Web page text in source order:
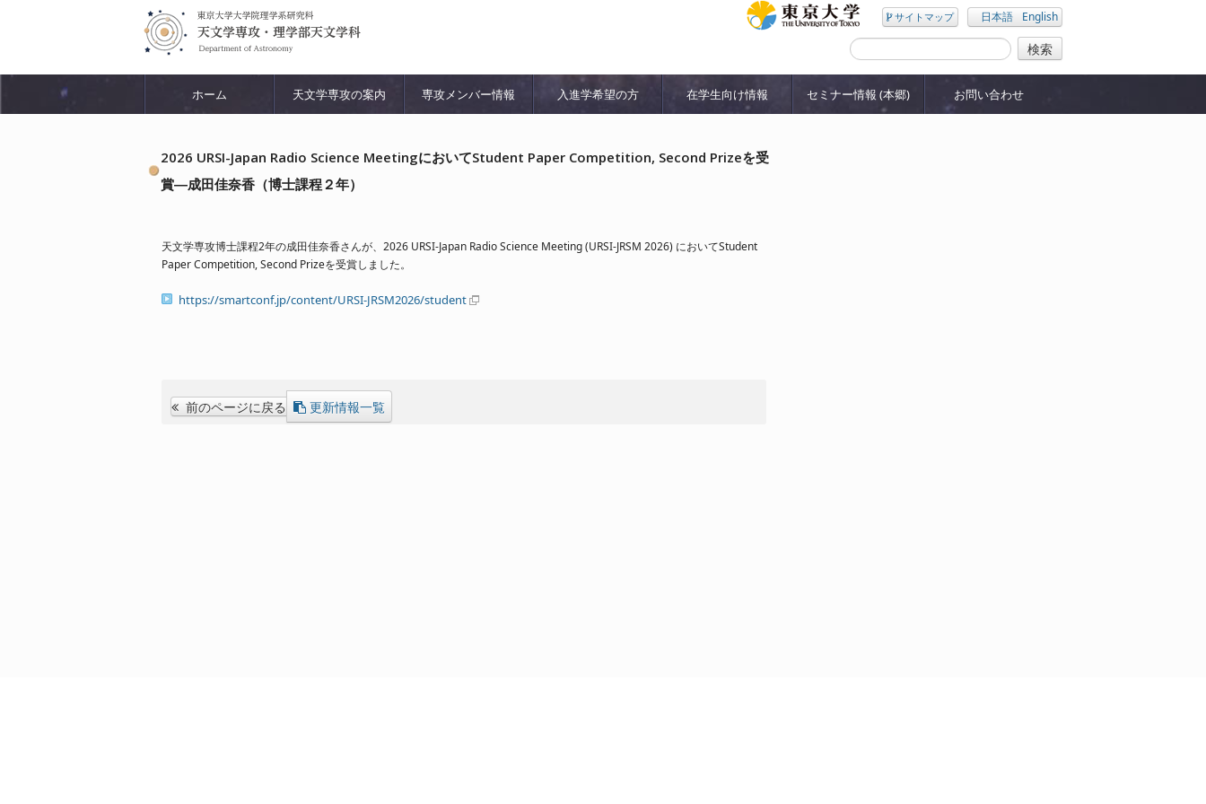
サイトマップ 日本語 English
ホーム 天文学専攻の案内 専攻メンバー情報 入進学希望の方 在学生向け情報 セミナー情報 (本郷) お問い合わせ
2026 URSI-Japan Radio Science MeetingにおいてStudent Paper Competition, Second Prizeを受
賞―成田佳奈香（博士課程２年）
天文学専攻博士課程2年の成田佳奈香さんが、2026 URSI-Japan Radio Science Meeting (URSI-JRSM 2026) においてStudent
Paper Competition, Second Prizeを受賞しました。
https://smartconf.jp/content/URSI-JRSM2026/student
前のページに戻る 更新情報一覧